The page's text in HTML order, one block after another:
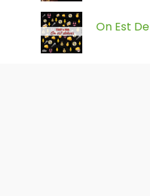
On Est